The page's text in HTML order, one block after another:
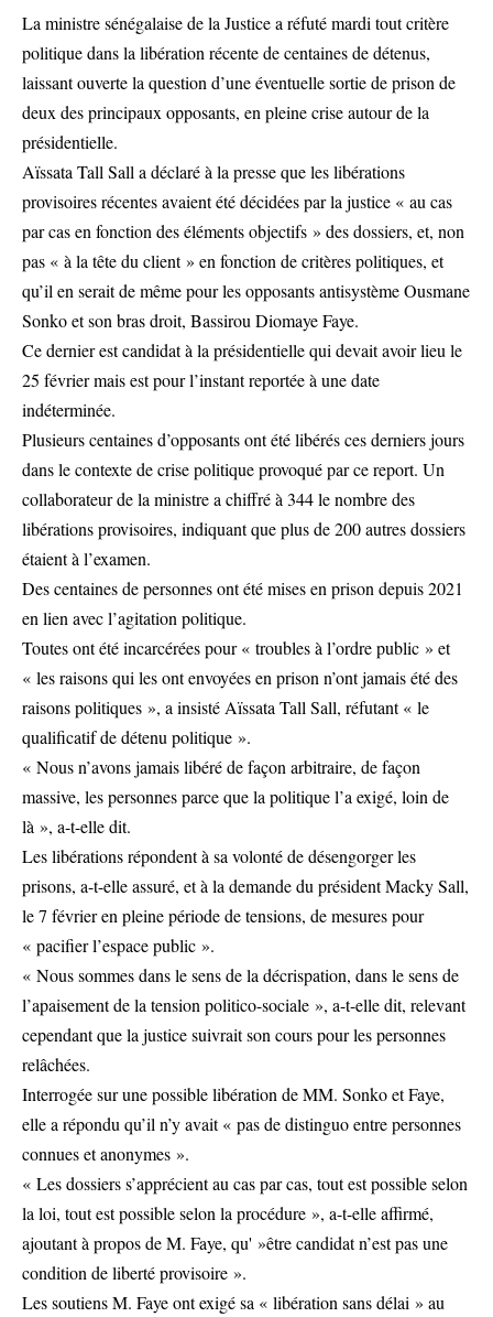
La ministre sénégalaise de la Justice a réfuté mardi tout critère
politique dans la libération récente de centaines de détenus,
laissant ouverte la question d’une éventuelle sortie de prison de
deux des principaux opposants, en pleine crise autour de la
présidentielle.
Aïssata Tall Sall a déclaré à la presse que les libérations
provisoires récentes avaient été décidées par la justice « au cas
par cas en fonction des éléments objectifs » des dossiers, et, non
pas « à la tête du client » en fonction de critères politiques, et
qu’il en serait de même pour les opposants antisystème Ousmane
Sonko et son bras droit, Bassirou Diomaye Faye.
Ce dernier est candidat à la présidentielle qui devait avoir lieu le
25 février mais est pour l’instant reportée à une date
indéterminée.
Plusieurs centaines d’opposants ont été libérés ces derniers jours
dans le contexte de crise politique provoqué par ce report. Un
collaborateur de la ministre a chiffré à 344 le nombre des
libérations provisoires, indiquant que plus de 200 autres dossiers
étaient à l’examen.
Des centaines de personnes ont été mises en prison depuis 2021
en lien avec l’agitation politique.
Toutes ont été incarcérées pour « troubles à l’ordre public » et
« les raisons qui les ont envoyées en prison n’ont jamais été des
raisons politiques », a insisté Aïssata Tall Sall, réfutant « le
qualificatif de détenu politique ».
« Nous n’avons jamais libéré de façon arbitraire, de façon
massive, les personnes parce que la politique l’a exigé, loin de
là », a-t-elle dit.
Les libérations répondent à sa volonté de désengorger les
prisons, a-t-elle assuré, et à la demande du président Macky Sall,
le 7 février en pleine période de tensions, de mesures pour
« pacifier l’espace public ».
« Nous sommes dans le sens de la décrispation, dans le sens de
l’apaisement de la tension politico-sociale », a-t-elle dit, relevant
cependant que la justice suivrait son cours pour les personnes
relâchées.
Interrogée sur une possible libération de MM. Sonko et Faye,
elle a répondu qu’il n’y avait « pas de distinguo entre personnes
connues et anonymes ».
« Les dossiers s’apprécient au cas par cas, tout est possible selon
la loi, tout est possible selon la procédure », a-t-elle affirmé,
ajoutant à propos de M. Faye, qu' »être candidat n’est pas une
condition de liberté provisoire ».
Les soutiens M. Faye ont exigé sa « libération sans délai » au